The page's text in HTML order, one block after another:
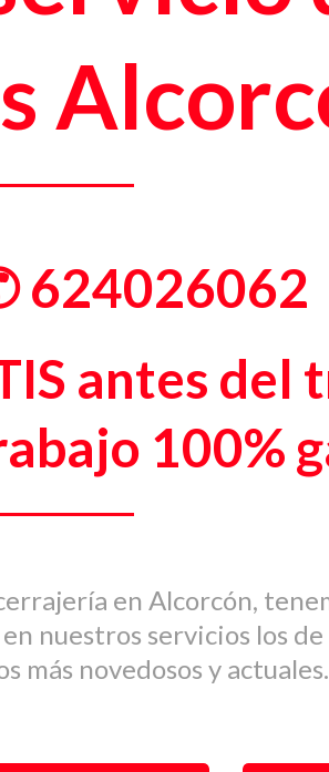
624026062
antes del
100%
en Alcorcón,
nuestros servicios los
más novedosos y actuales.